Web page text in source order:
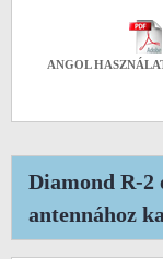
ANGOL
Diamond R-2
antennához